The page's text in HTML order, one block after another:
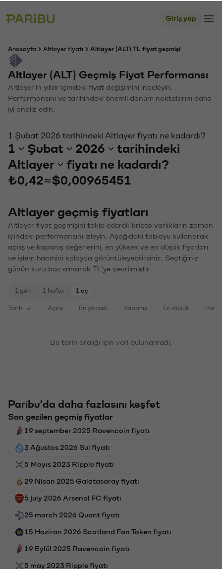
Giriş yap
Anasayfa Altlayer fiyatı Altlayer (ALT) TL fiyat geçmişi
Altlayer (ALT) Geçmiş Fiyat Performansı
Altlayer'in yıllar içindeki fiyat değişimini inceleyin.
Performansını ve tarihindeki önemli dönüm noktalarını daha
iyi analiz edin.
1 Şubat 2026 tarihindeki Altlayer fiyatı ne kadardı?
1 Şubat 2026
tarihindeki
Altlayer
fiyatı ne kadardı?
₺0,42≈$0,00965451
Altlayer geçmiş fiyatları
Altlayer fiyat geçmişini takip ederek kripto varlıkların zaman
içindeki performansını izleyin. Aşağıdaki tabloyu kullanarak
açılış ve kapanış değerlerini, en yüksek ve en düşük fiyatları
ve işlem hacmini kolayca görüntüleyebilirsiniz. Seçtiğiniz
günün kuru baz alınarak TL'ye çevrilmiştir.
1 gün 1 hafta 1 ay
Tarih Açılış En yüksek Kapanış En düşük
Bu tarih aralığı için veri bulunamadı.
Paribu'da daha fazlasını keşfet
Son gezilen geçmiş fiyatlar
19 september 2025 Ravencoin fiyatı
3 Ağustos 2026 Sui fiyatı
5 Mayıs 2023 Ripple fiyatı
29 Nisan 2025 Galatasaray fiyatı
5 july 2026 Arsenal FC fiyatı
25 march 2026 Quant fiyatı
15 Haziran 2026 Scotland Fan Token fiyatı
19 Eylül 2025 Ravencoin fiyatı
5 may 2023 Ripple fiyatı